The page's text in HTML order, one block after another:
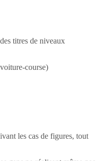
titres de niveaux
course)
les cas de figures, tout